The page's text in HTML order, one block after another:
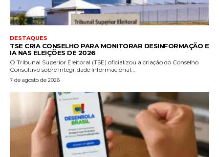
DESTAQUES
TSE CRIA CONSELHO PARA MONITORAR DESINFORMAÇÃO E
IA NAS ELEIÇÕES DE 2026
O Tribunal Superior Eleitoral (TSE) oficializou a criação do Conselho
Consultivo sobre Integridade Informacional...
7 de agosto de 2026